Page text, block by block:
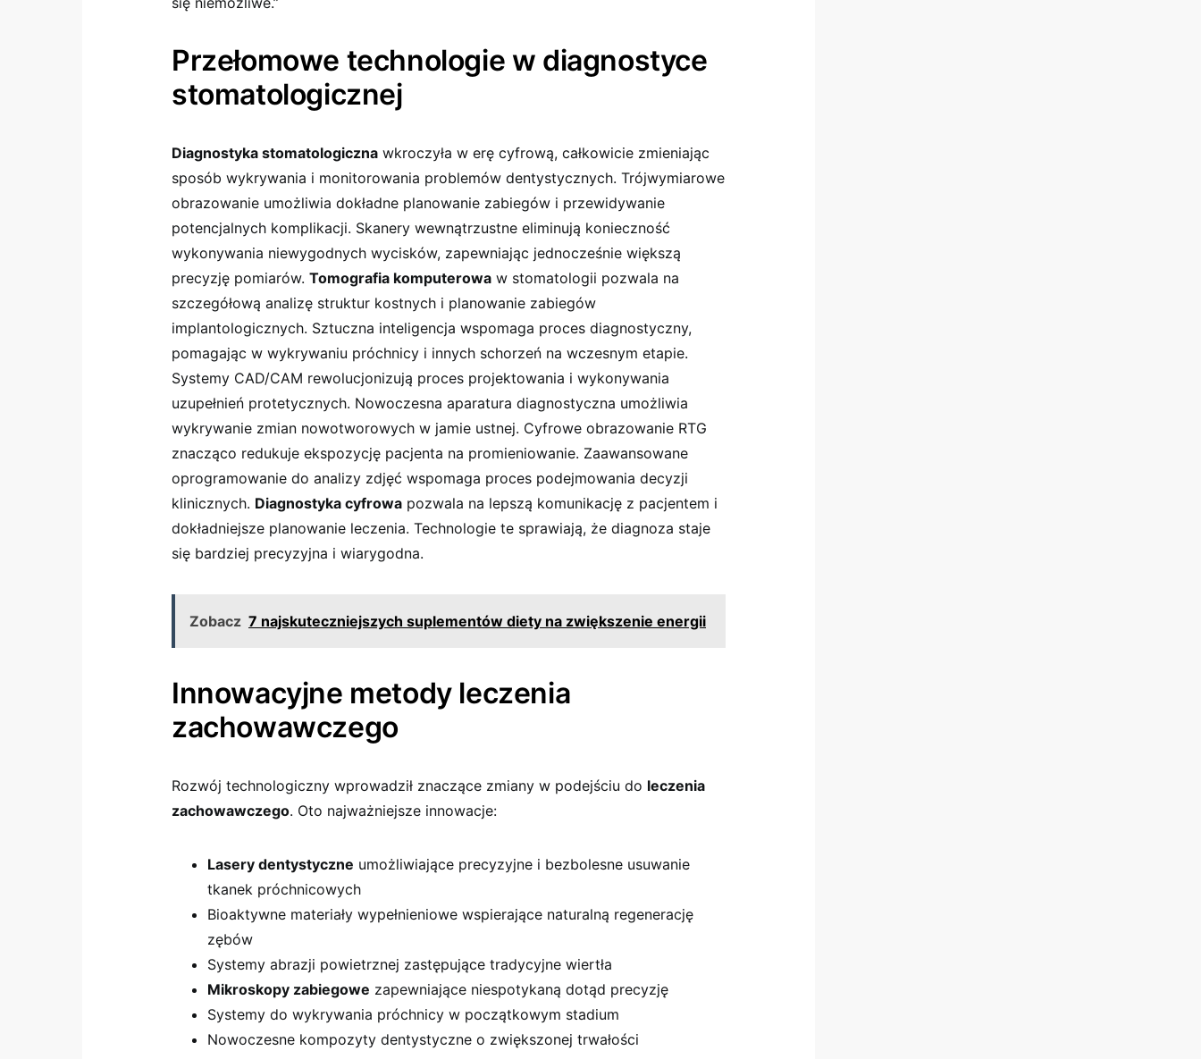
Przełomowe technologie w diagnostyce
stomatologicznej
Diagnostyka stomatologiczna wkroczyła w erę cyfrową, całkowicie zmieniając
sposób wykrywania i monitorowania problemów dentystycznych. Trójwymiarowe
obrazowanie umożliwia dokładne planowanie zabiegów i przewidywanie
potencjalnych komplikacji. Skanery wewnątrzustne eliminują konieczność
wykonywania niewygodnych wycisków, zapewniając jednocześnie większą
precyzję pomiarów. Tomografia komputerowa w stomatologii pozwala na
szczegółową analizę struktur kostnych i planowanie zabiegów
implantologicznych. Sztuczna inteligencja wspomaga proces diagnostyczny,
pomagając w wykrywaniu próchnicy i innych schorzeń na wczesnym etapie.
Systemy CAD/CAM rewolucjonizują proces projektowania i wykonywania
uzupełnień protetycznych. Nowoczesna aparatura diagnostyczna umożliwia
wykrywanie zmian nowotworowych w jamie ustnej. Cyfrowe obrazowanie RTG
znacząco redukuje ekspozycję pacjenta na promieniowanie. Zaawansowane
oprogramowanie do analizy zdjęć wspomaga proces podejmowania decyzji
klinicznych. Diagnostyka cyfrowa pozwala na lepszą komunikację z pacjentem i
dokładniejsze planowanie leczenia. Technologie te sprawiają, że diagnoza staje
się bardziej precyzyjna i wiarygodna.
Zobacz 7 najskuteczniejszych suplementów diety na zwiększenie energii
Innowacyjne metody leczenia
zachowawczego
Rozwój technologiczny wprowadził znaczące zmiany w podejściu do leczenia
zachowawczego. Oto najważniejsze innowacje:
Lasery dentystyczne umożliwiające precyzyjne i bezbolesne usuwanie
tkanek próchnicowych
Bioaktywne materiały wypełnieniowe wspierające naturalną regenerację
zębów
Systemy abrazji powietrznej zastępujące tradycyjne wiertła
Mikroskopy zabiegowe zapewniające niespotykaną dotąd precyzję
Systemy do wykrywania próchnicy w początkowym stadium
Nowoczesne kompozyty dentystyczne o zwiększonej trwałości